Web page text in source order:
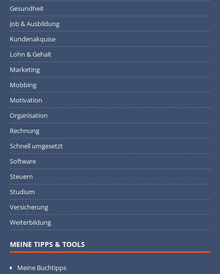
Gesundheit
Job & Ausbildung
Kundenakquise
Lohn & Gehalt
Marketing
Mobbing
Motivation
Organisation
Rechnung
Schnell umgesetzt
Software
Steuern
Studium
Versicherung
Weiterbildung
MEINE TIPPS & TOOLS
Meine Buchtipps